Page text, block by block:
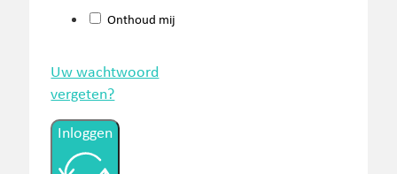
Onthoud mij
Uw wachtwoord
vergeten?
Inloggen